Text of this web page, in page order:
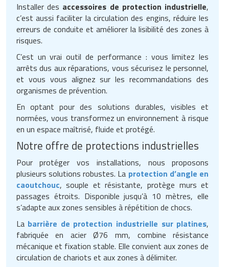
Installer des accessoires de protection industrielle,
c’est aussi faciliter la circulation des engins, réduire les
erreurs de conduite et améliorer la lisibilité des zones à
risques.
C’est un vrai outil de performance : vous limitez les
arrêts dus aux réparations, vous sécurisez le personnel,
et vous vous alignez sur les recommandations des
organismes de prévention.
En optant pour des solutions durables, visibles et
normées, vous transformez un environnement à risque
en un espace maîtrisé, fluide et protégé.
Notre offre de protections industrielles
Pour protéger vos installations, nous proposons
plusieurs solutions robustes. La protection d’angle en
caoutchouc, souple et résistante, protège murs et
passages étroits. Disponible jusqu’à 10 mètres, elle
s’adapte aux zones sensibles à répétition de chocs.
La barrière de protection industrielle sur platines,
fabriquée en acier Ø76 mm, combine résistance
mécanique et fixation stable. Elle convient aux zones de
circulation de chariots et aux zones à délimiter.